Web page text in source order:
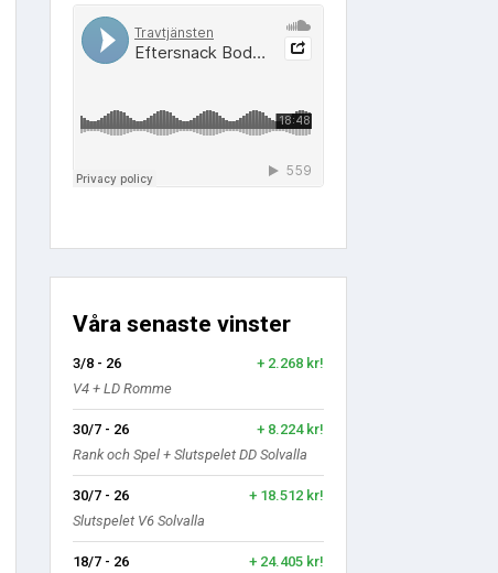
Våra senaste vinster
3/8 - 26
+ 2.268 kr!
V4 + LD Romme
30/7 - 26
+ 8.224 kr!
Rank och Spel + Slutspelet DD Solvalla
30/7 - 26
+ 18.512 kr!
Slutspelet V6 Solvalla
18/7 - 26
+ 24.405 kr!